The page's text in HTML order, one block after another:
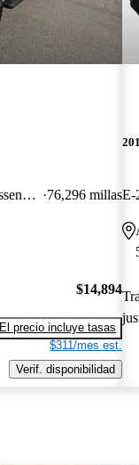
E-350 Super Duty Extended Passenger Van 76,296 millas
$14,894
El precio incluye tasas
$311/mes est.
Verif. disponibilidad
E-